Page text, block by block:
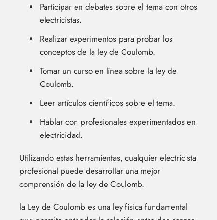
Participar en debates sobre el tema con otros
electricistas.
Realizar experimentos para probar los
conceptos de la ley de Coulomb.
Tomar un curso en línea sobre la ley de
Coulomb.
Leer artículos científicos sobre el tema.
Hablar con profesionales experimentados en
electricidad.
Utilizando estas herramientas, cualquier electricista
profesional puede desarrollar una mejor
comprensión de la ley de Coulomb.
la Ley de Coulomb es una ley física fundamental